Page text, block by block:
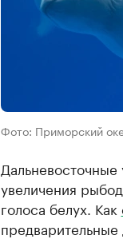
Фото: Приморский
увеличения
голоса белух. Как